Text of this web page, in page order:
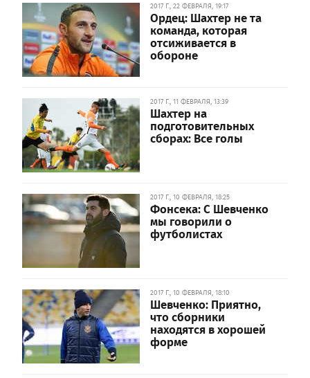
2017 Г., 22 ФЕВРАЛЯ, 19:17
Ордец: Шахтер не та
команда, которая
отсиживается в
обороне
2017 Г., 11 ФЕВРАЛЯ, 13:39
Шахтер на
подготовительных
сборах: Все голы
2017 Г., 10 ФЕВРАЛЯ, 18:25
Фонсека: С Шевченко
мы говорили о
футболистах
2017 Г., 10 ФЕВРАЛЯ, 18:10
Шевченко: Приятно,
что сборники
находятся в хорошей
форме